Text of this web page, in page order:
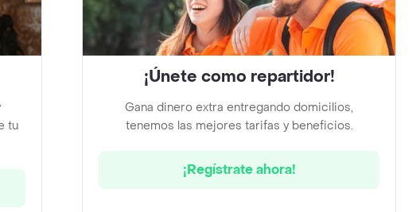
tu
¡Únete como repartidor!
Gana dinero extra entregando domicilios,
tenemos las mejores tarifas y beneficios.
¡Regístrate ahora!